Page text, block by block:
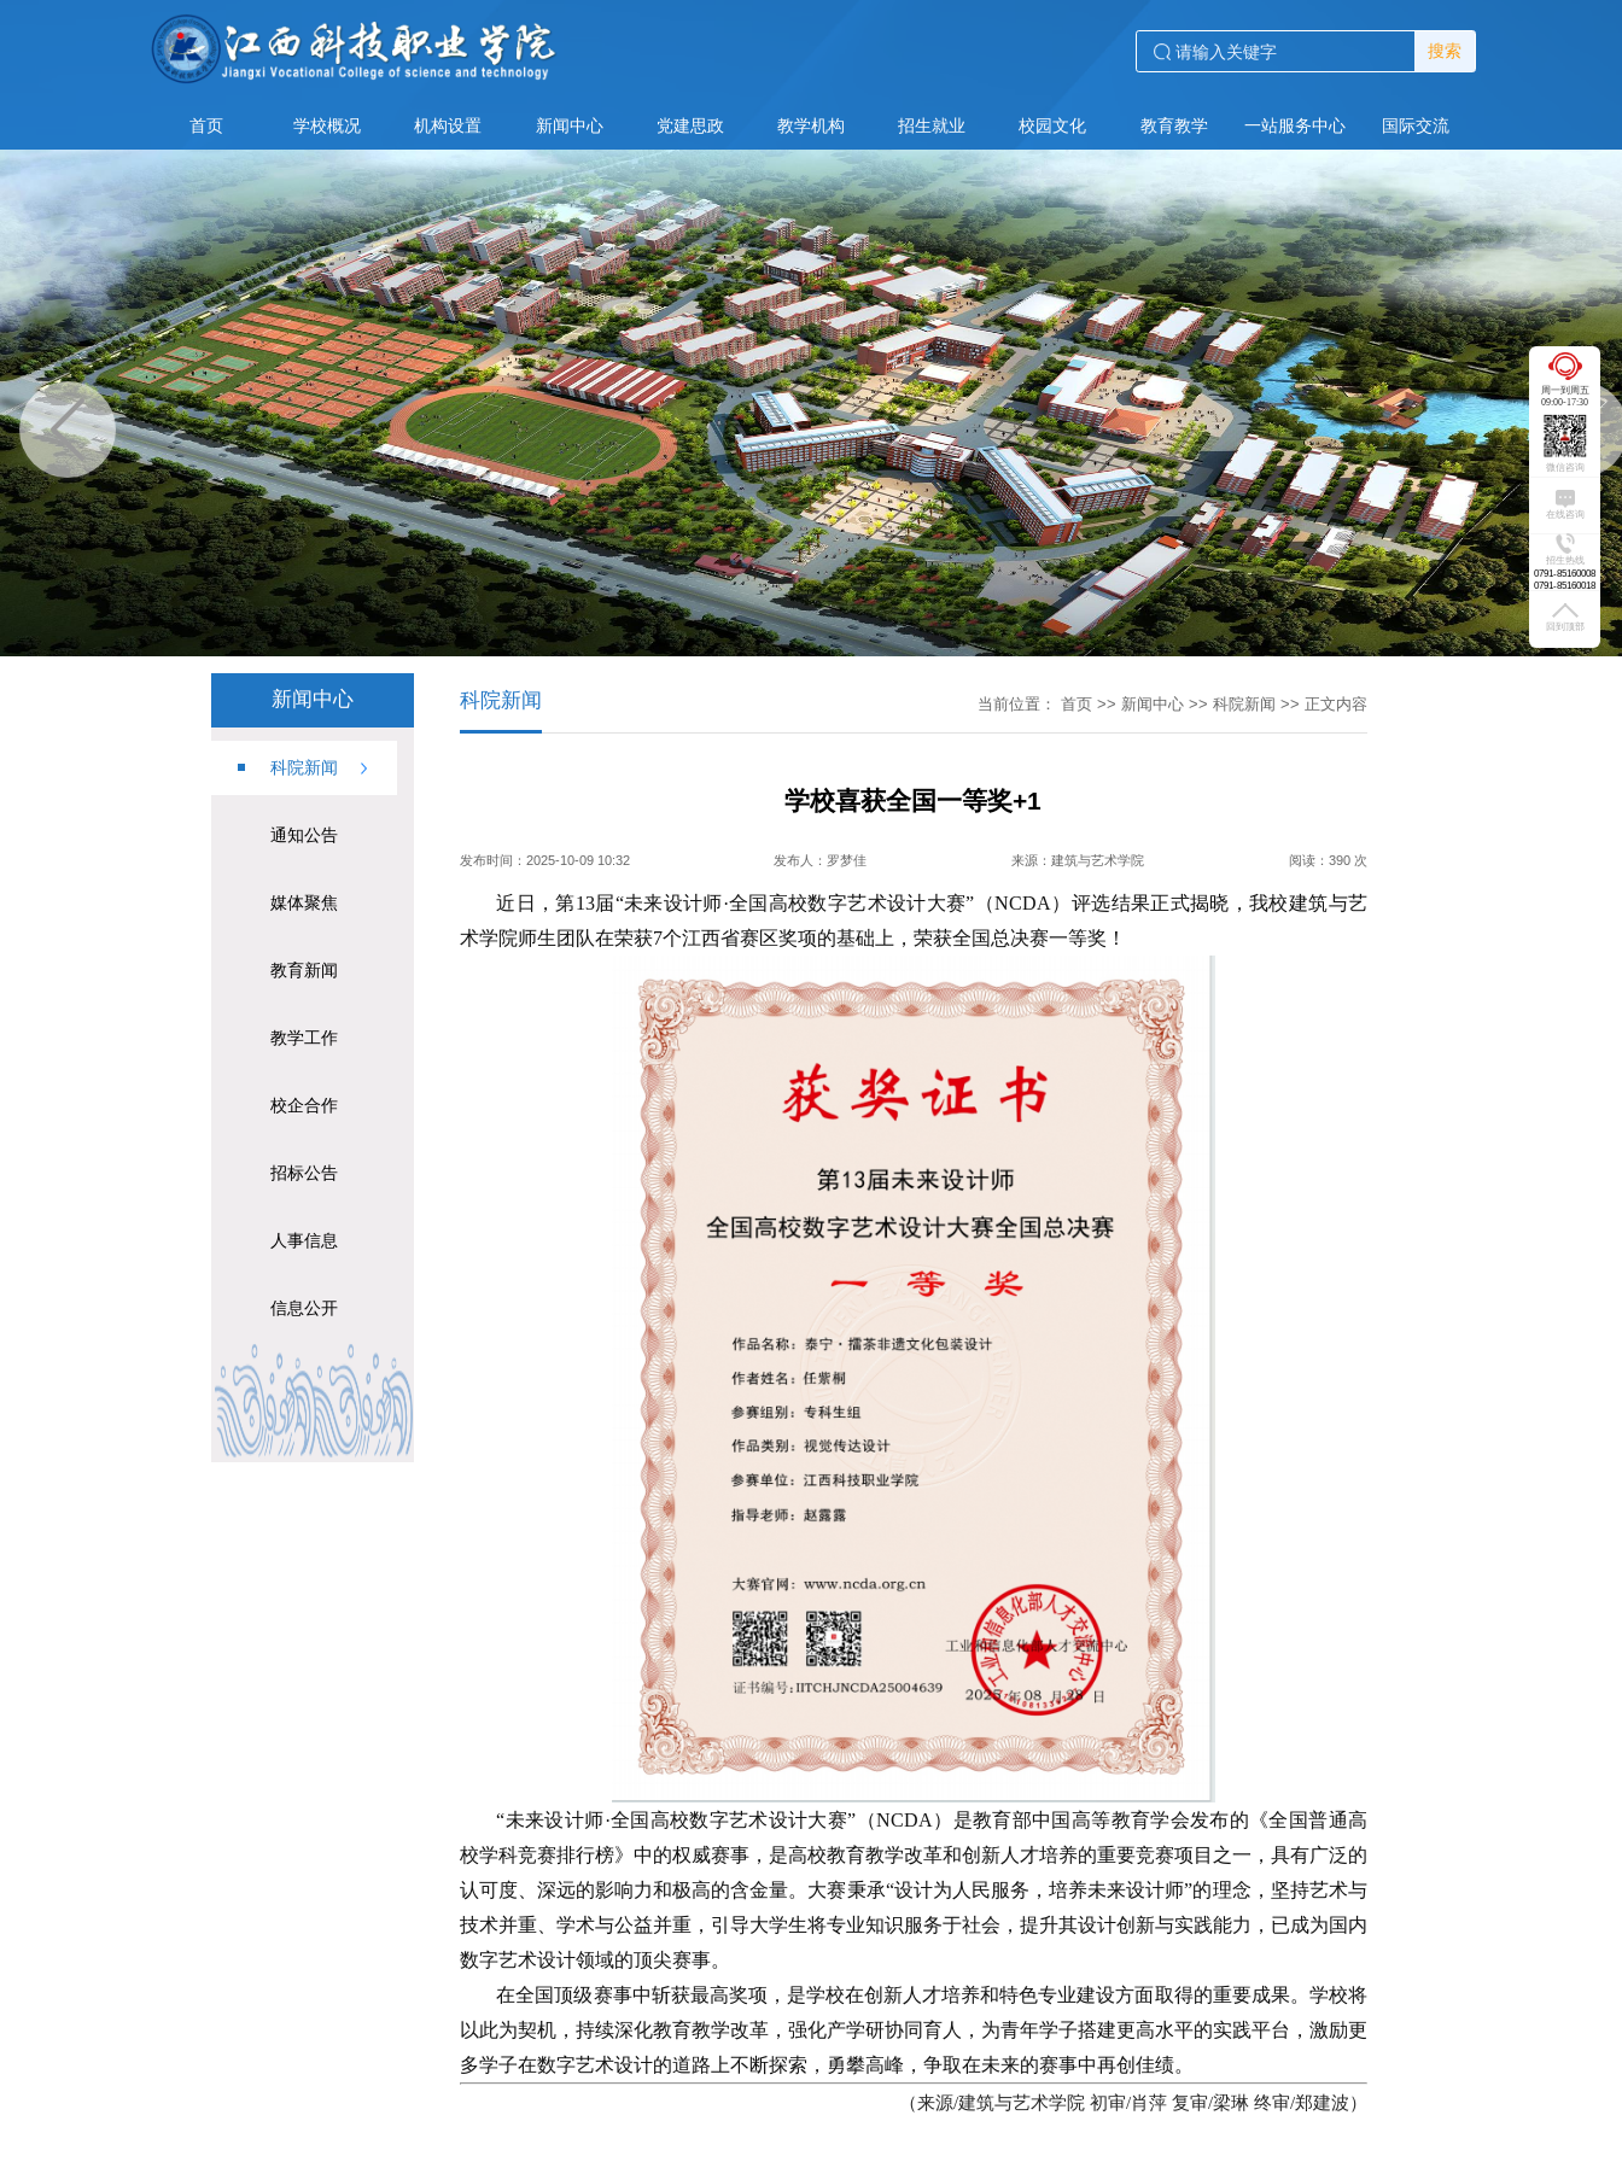
搜索
首页 学校概况 机构设置 新闻中心 党建思政 教学机构 招生就业 校园文化 教育教学 一站服务中心 国际交流
新闻中心
科院新闻
通知公告
媒体聚焦
教育新闻
教学工作
校企合作
招标公告
人事信息
信息公开
科院新闻 当前位置： 首页>> 新闻中心>> 科院新闻 >> 正文内容
学校喜获全国一等奖+1
发布时间：2025-10-09 10:32 发布人：罗梦佳 来源：建筑与艺术学院 阅读： 390 次
近日，第13届“未来设计师·全国高校数字艺术设计大赛”（NCDA）评选结果正式揭晓，我校建筑与艺
术学院师生团队在荣获7个江西省赛区奖项的基础上，荣获全国总决赛一等奖！
“未来设计师·全国高校数字艺术设计大赛”（NCDA）是教育部中国高等教育学会发布的《全国普通高
校学科竞赛排行榜》中的权威赛事，是高校教育教学改革和创新人才培养的重要竞赛项目之一，具有广泛的
认可度、深远的影响力和极高的含金量。大赛秉承“设计为人民服务，培养未来设计师”的理念，坚持艺术与
技术并重、学术与公益并重，引导大学生将专业知识服务于社会，提升其设计创新与实践能力，已成为国内
数字艺术设计领域的顶尖赛事。
在全国顶级赛事中斩获最高奖项，是学校在创新人才培养和特色专业建设方面取得的重要成果。学校将
以此为契机，持续深化教育教学改革，强化产学研协同育人，为青年学子搭建更高水平的实践平台，激励更
多学子在数字艺术设计的道路上不断探索，勇攀高峰，争取在未来的赛事中再创佳绩。
（来源/建筑与艺术学院 初审/肖萍 复审/梁琳 终审/郑建波）
周一到周五
09:00-17:30
微信咨询
在线咨询
招生热线
0791-85160008
0791-85160018
回到顶部